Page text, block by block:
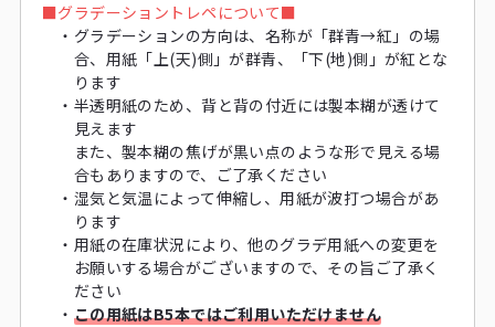
■グラデーショントレペについて■
・ グラデーションの方向は、名称が「群青→紅」の場
合、用紙「上(天)側」が群青、「下(地)側」が紅とな
ります
・ 半透明紙のため、背と背の付近には製本糊が透けて
見えます
また、製本糊の焦げが黒い点のような形で見える場
合もありますので、ご了承ください
・ 湿気と気温によって伸縮し、用紙が波打つ場合があ
ります
・ 用紙の在庫状況により、他のグラデ用紙への変更を
お願いする場合がございますので、その旨ご了承く
ださい
・ この用紙はB5本ではご利用いただけません